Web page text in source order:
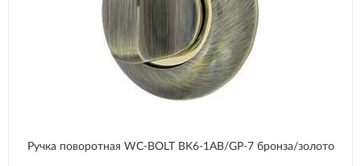
Ручка поворотная WC-BOLT BK6-1AB/GP-7 бронза/золото